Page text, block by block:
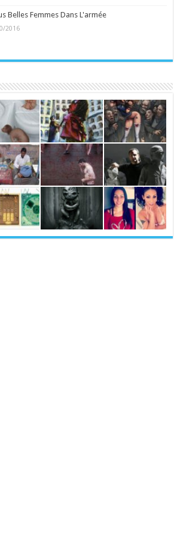
Belles Femmes Dans L'armée
2016